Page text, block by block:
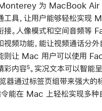
为 MacBook Air
工具，让用户能够轻松实现
接。人像模式和空间音频等
视频功能，能让视频通话分外
则让 Mac 用户可以使用
彩内容 5。实况文本可以智能
器通过标签页组带来强大的
令能在 Mac 上轻松实现多种